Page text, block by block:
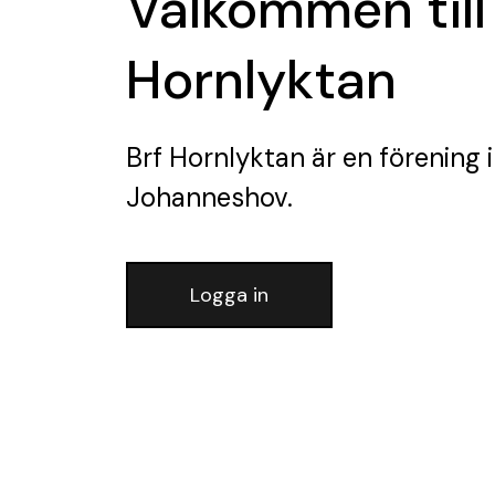
Hornlyktan
Brf Hornlyktan är en förening i
Johanneshov.
Logga in